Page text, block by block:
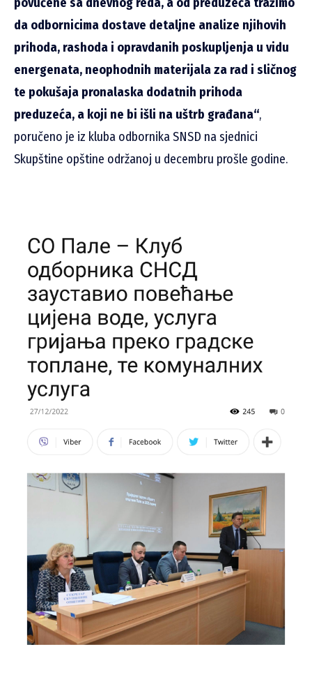
da odbornicima dostave detaljne analize njihovih
prihoda, rashoda i opravdanih poskupljenja u vidu
energenata, neophodnih materijala za rad i sličnog
te pokušaja pronalaska dodatnih prihoda
preduzeća, a koji ne bi išli na uštrb građana“,
poručeno je iz kluba odbornika SNSD na sjednici
Skupštine opštine održanoj u decembru prošle godine.